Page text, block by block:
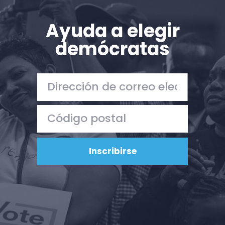
Ayuda a elegir
demócratas